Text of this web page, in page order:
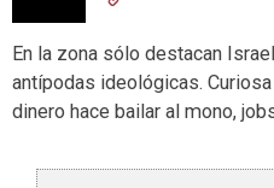
En la zona sólo destacan
antípodas ideológicas.
dinero hace bailar al mono,